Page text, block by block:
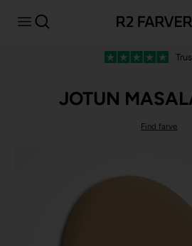
JOTUN
Find farve